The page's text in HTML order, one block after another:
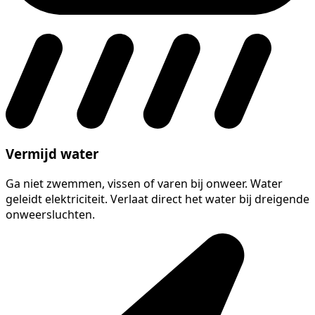
Vermijd water
Ga niet zwemmen, vissen of varen bij onweer. Water
geleidt elektriciteit. Verlaat direct het water bij dreigende
onweersluchten.